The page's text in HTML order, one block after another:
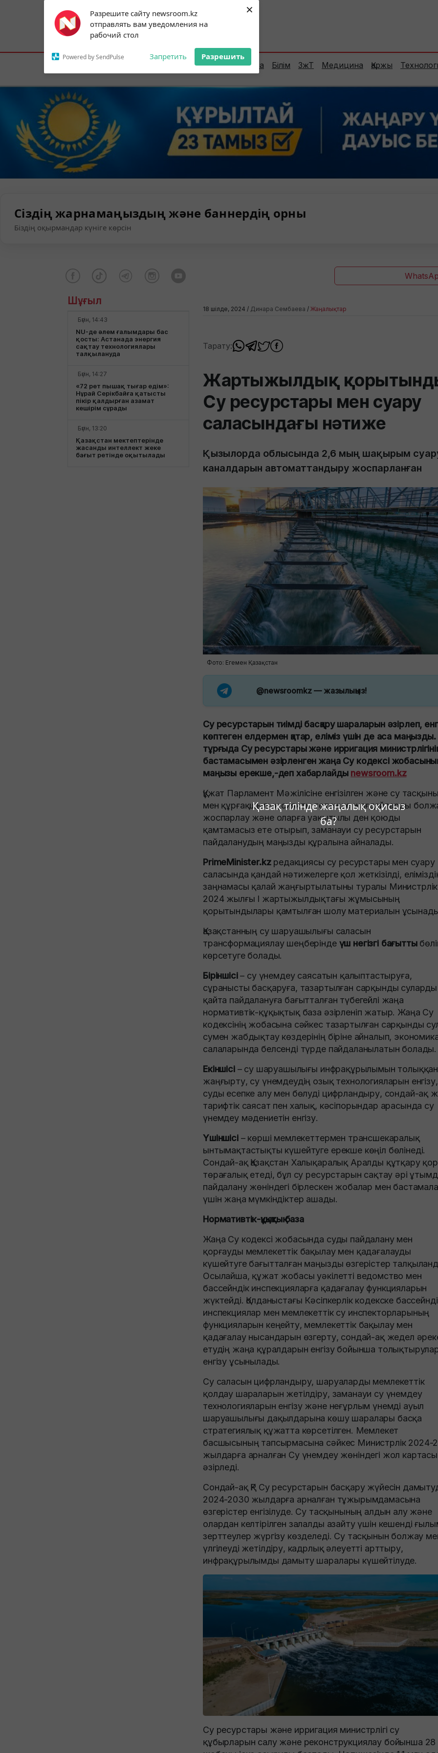
Разрешите сайту newsroom.kz
отправлять вам уведомления на
рабочий стол
Powered by SendPulse Запретить Разрешить
×
Қазақ тілінде жаңалық оқисыз
ба?
Subscribe to our
notifications!
To enable permission prompts, click on
the notification icon
Астана:26°C Алматы:31°C Шымкент:
Елорда Сараптама Білім ЗжТ Медицина Қаржы
Сіздің жарнамаңыздың және баннердің орны
Біздің оқырмандар күніге көрсін
Шұғыл
Бүгін, 14:43
NU-де әлем ғалымдары бас
қосты: Астанада энергия
сақтау технологиялары
талқылануда
Бүгін, 14:27
«72 рет пышақ тығар едім»:
Нұрай Серікбайға қатысты
пікір қалдырған азамат
кешірім сұрады
Бүгін, 13:20
Қазақстан мектептерінде
жасанды интеллект жеке
бағыт ретінде оқытылады
18 шілде, 2024 / Динара Сембаева / Жаңалықтар
Тарату:
Жартыжылдық
Су ресурстары мен суару
саласындағы нәтиже
Қызылорда облысында 2,6 мың шақырым
каналдарын автоматтандыру жоспарланған
Фото: Егемен Қазақстан
@newsroomkz— жазылыңыз!
Су ресурстарын тиімді басқару шараларын әзірлеп,
көптеген елдермен қатар, еліміз үшін де аса
тұрғыда Су ресурстары және ирригация
бастамасымен әзірленген жаңа Су кодексі
маңызы ерекше,-деп хабарлайды newsroom.kz
Құжат Парламент Мәжілісіне енгізілген және су
мен құрғақшылық сияқты төтенше жағдайларды
жоспарлау және оларға уақытылы ден қоюды
қамтамасыз ете отырып, заманауи су ресурстарын
пайдаланудың маңызды құралына айналады.
PrimeMinister.kzредакциясы су ресурстары мен суару
саласында қандай нәтижелерге қол жеткізілді,
заңнамасы қалай жаңғыртылатыны туралы
2024 жылғы I жартыжылдықтағы жұмысының
қорытындылары қамтылған шолу материалын
Қазақстанның су шаруашылығы саласын
трансформациялау шеңберінде үш негізгі бағытты
көрсетуге болады.
Біріншісі– су үнемдеу саясатын қалыптастыруға,
сұранысты басқаруға, тазартылған сарқынды суларды
қайта пайдалануға бағытталған түбегейлі жаңа
нормативтік-құқықтық база әзірленіп жатыр. Жаңа Су
кодексінің жобасына сәйкес тазартылған сарқынды
сумен жабдықтау көздерінің біріне айналып,
салаларында белсенді түрде пайдаланылатын болады.
Екіншісі– су шаруашылығы инфрақұрылымын
жаңғырту, су үнемдеудің озық технологияларын енгізу,
суды есепке алу мен бөлуді цифрландыру, сондай-ақ
тарифтік саясат пен халық, кәсіпорындар арасында су
үнемдеу мәдениетін енгізу.
Үшіншісі– көрші мемлекеттермен трансшекаралық
ынтымақтастықты күшейтуге ерекше көңіл бөлінеді.
Сондай-ақ Қазақстан Халықаралық Аралды құтқару
төрағалық етеді, бұл су ресурстарын сақтау әрі
пайдалану жөніндегі бірлескен жобалар мен
үшін жаңа мүмкіндіктер ашады.
Нормативтік-құқықтық база
Жаңа Су кодексі жобасында суды пайдалану мен
қорғауды мемлекеттік бақылау мен қадағалауды
күшейтуге бағытталған маңызды өзгерістер
Осылайша, құжат жобасы уәкілетті ведомство мен
бассейндік инспекцияларға қадағалау функцияларын
жүктейді. Қолданыстағы Кәсіпкерлік кодекске
инспекциялар мен мемлекеттік су инспекторларының
функцияларын кеңейту, мемлекеттік бақылау мен
қадағалау нысандарын өзгерту, сондай-ақ жедел
етудің жаңа құралдарын енгізу бойынша
енгізу ұсынылады.
Су саласын цифрландыру, шаруаларды мемлекеттік
қолдау шараларын жетілдіру, заманауи су үнемдеу
технологияларын енгізу және неғұрлым үнемді ауыл
шаруашылығы дақылдарына көшу шаралары басқа
стратегиялық құжатта көрсетілген. Мемлекет
басшысының тапсырмасына сәйкес Министрлік 2024-
жылдарға арналған Су үнемдеу жөніндегі жол
әзірледі.
Сондай-ақ ҚР Су ресурстарын басқару жүйесін
2024-2030 жылдарға арналған тұжырымдамасына
өзгерістер енгізілуде. Су тасқынының алдын алу және
олардан келтірілген залалды азайту үшін кешенді
зерттеулер жүргізу көзделеді. Су тасқынын болжау
үлгілеуді жетілдіру, кадрлық әлеуетті арттыру,
инфрақұрылымды дамыту шаралары күшейтілуде.
Су ресурстары және ирригация министрлігі су
құбырларын салу және реконструкциялау бойынша 28